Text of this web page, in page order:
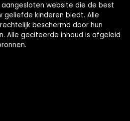
aangesloten website die de best
geliefde kinderen biedt. Alle
beschermd door hun
Alle geciteerde inhoud is afgeleid